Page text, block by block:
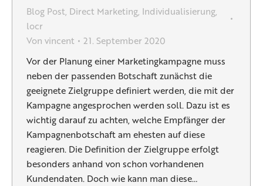
Blog Post, Direct Marketing, Individualisierung,
locr
Von vincent
21. September 2020
Vor der Planung einer Marketingkampagne muss
neben der passenden Botschaft zunächst die
geeignete Zielgruppe definiert werden, die mit der
Kampagne angesprochen werden soll. Dazu ist es
wichtig darauf zu achten, welche Empfänger der
Kampagnenbotschaft am ehesten auf diese
reagieren. Die Definition der Zielgruppe erfolgt
besonders anhand von schon vorhandenen
Kundendaten. Doch wie kann man diese…